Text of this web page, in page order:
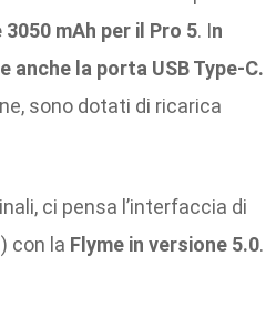
3050 mAh per il Pro 5. In
anche la porta USB Type-C.
sono dotati di ricarica
ci pensa l’interfaccia di
con la Flyme in versione 5.0.